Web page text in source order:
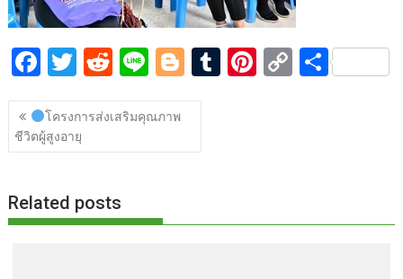
F
ac
e
b
o
k
T
w
itt
er
R
e
d
di
Li
n
e
Bl
o
g
T Pi C
k
S
แนะแนว
เรื่อง
โครงการส่งเสริมคุณภาพ
ชีวิตผู้สูงอายุ
Related posts